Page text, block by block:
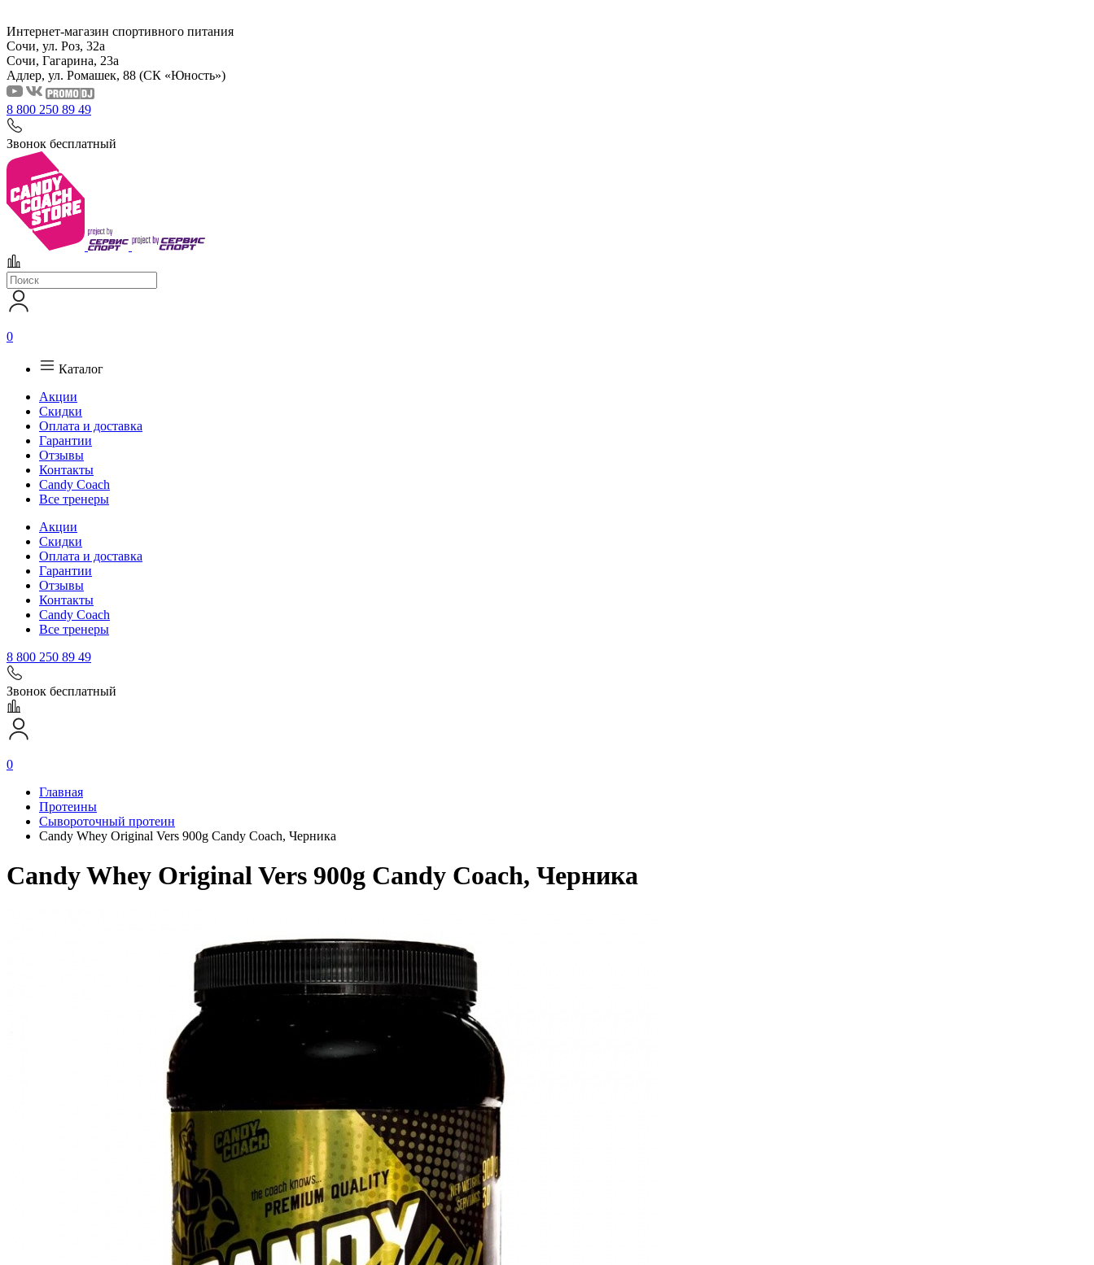
Интернет-магазин спортивного питания
Сочи, ул. Роз, 32а
Сочи, Гагарина, 23а
Адлер, ул. Ромашек, 88 (СК «Юность»)
8 800 250 89 49
Звонок бесплатный
0
Каталог
Акции
Скидки
Оплата и доставка
Гарантии
Отзывы
Контакты
Candy Coach
Все тренеры
Акции
Скидки
Оплата и доставка
Гарантии
Отзывы
Контакты
Candy Coach
Все тренеры
8 800 250 89 49
Звонок бесплатный
0
Главная
Протеины
Сывороточный протеин
Candy Whey Original Vers 900g Candy Coach, Черника
Candy Whey Original Vers 900g Candy Coach, Черника